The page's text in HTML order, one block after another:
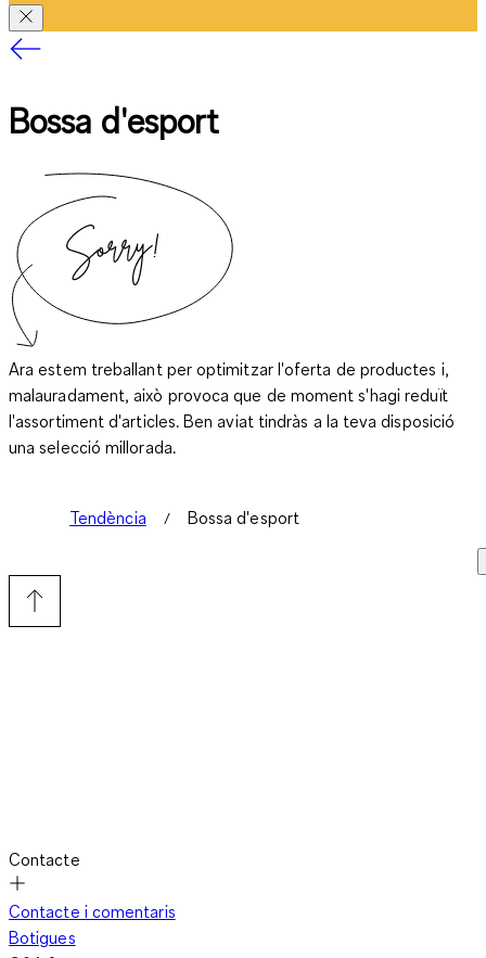
Bossa d'esport
Ara estem treballant per optimitzar l'oferta de productes i,
malauradament, això provoca que de moment s'hagi reduït
l'assortiment d'articles. Ben aviat tindràs a la teva disposició
una selecció millorada.
Tendència Bossa d'esport
Contacte
Contacte i comentaris
Botigues